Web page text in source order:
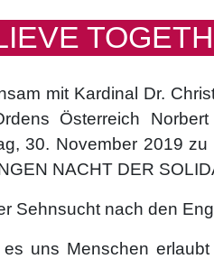
mit Kardinal Dr.
Österreich
30. November 2019
NACHT DER
Sehnsucht nach den
es uns Menschen